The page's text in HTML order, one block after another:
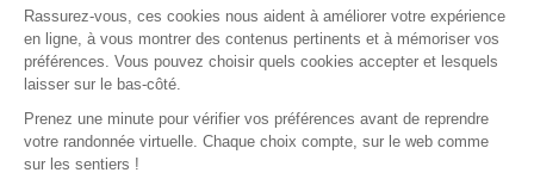
Protection des données
Politique de confidentialité
Rassurez-vous, ces cookies nous aident à améliorer votre expérience
en ligne, à vous montrer des contenus pertinents et à mémoriser vos
préférences. Vous pouvez choisir quels cookies accepter et lesquels
laisser sur le bas-côté.
Prenez une minute pour vérifier vos préférences avant de reprendre
votre randonnée virtuelle. Chaque choix compte, sur le web comme
sur les sentiers !